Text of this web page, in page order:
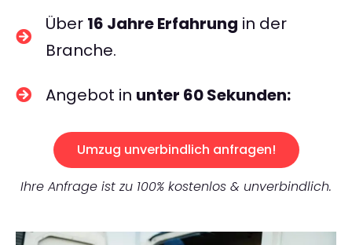
Über 16 Jahre Erfahrung in der
Branche.
Angebot in unter 60 Sekunden:
Umzug unverbindlich anfragen!
Ihre Anfrage ist zu 100% kostenlos & unverbindlich.